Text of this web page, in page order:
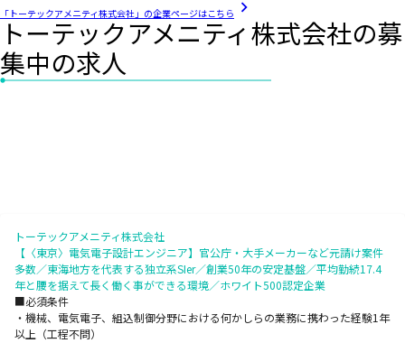
「トーテックアメニティ株式会社」の企業ページはこちら
トーテックアメニティ株式会社の募
集中の求人
トーテックアメニティ株式会社
【〈東京〉電気電子設計エンジニア】官公庁・大手メーカーなど元請け案件
多数／東海地方を代表する独立系SIer／創業50年の安定基盤／平均勤続17.4
年と腰を据えて長く働く事ができる環境／ホワイト500認定企業
■必須条件
・機械、電気電子、組込制御分野における何かしらの業務に携わった経験1年
以上（工程不問）